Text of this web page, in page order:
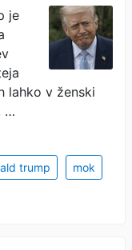
je
lahko v ženski
…
trump mok